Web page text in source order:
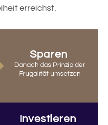
erreichst.
Sparen
Danach das Prinzip der
Frugalität umsetzen
Investieren